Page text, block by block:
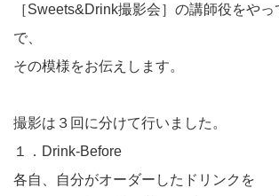
［Sweets&Drink撮影会］の講師役をや
で、
その模様をお伝えします。
撮影は３回に分けて行いました。
１．Drink-Before
各自、自分がオーダーしたドリンクを